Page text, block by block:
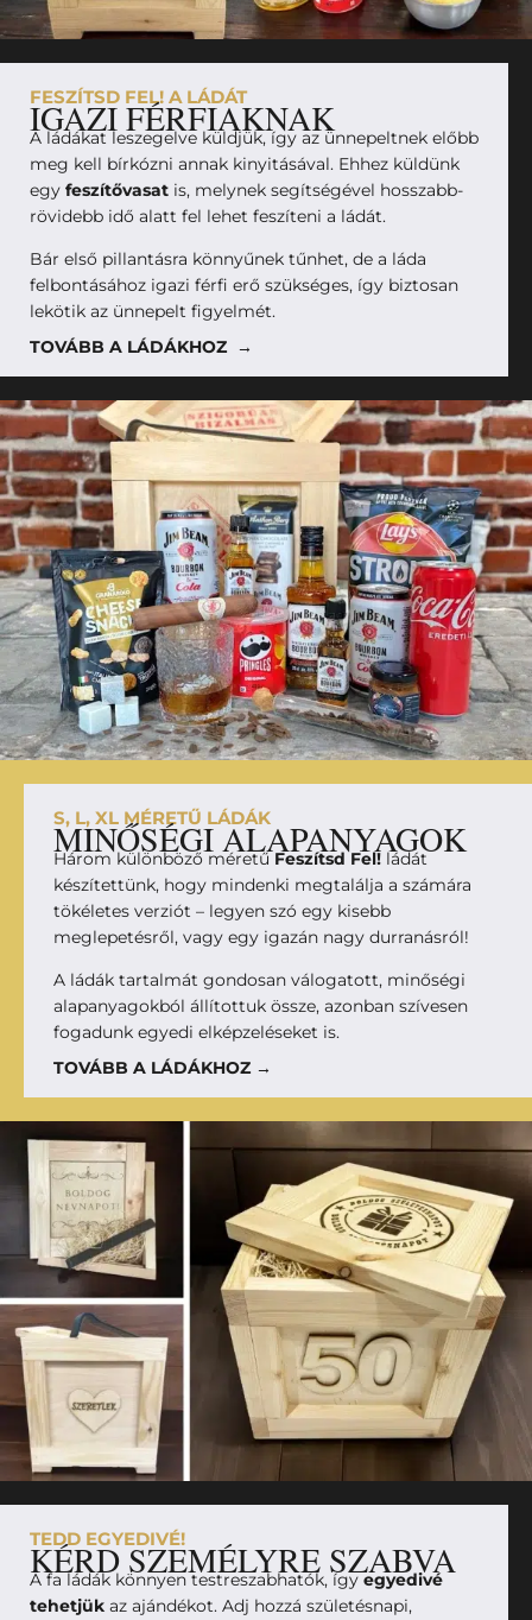
FESZÍTSD FEL! A LÁDÁT
IGAZI FÉRFIAKNAK
A ládákat leszegelve küldjük, így az ünnepeltnek előbb
meg kell bírkózni annak kinyitásával. Ehhez küldünk
egy feszítővasat is, melynek segítségével hosszabb-
rövidebb idő alatt fel lehet feszíteni a ládát.
Bár első pillantásra könnyűnek tűnhet, de a láda
felbontásához igazi férfi erő szükséges, így biztosan
lekötik az ünnepelt figyelmét.
TOVÁBB A LÁDÁKHOZ →
S, L, XL MÉRETŰ LÁDÁK
MINŐSÉGI ALAPANYAGOK
Három különböző méretűFeszítsd Fel! ládát
készítettünk, hogy mindenki megtalálja a számára
tökéletes verziót – legyen szó egy kisebb
meglepetésről, vagy egy igazán nagy durranásról!
A ládák tartalmát gondosan válogatott, minőségi
alapanyagokból állítottuk össze, azonban szívesen
fogadunk egyedi elképzeléseket is.
TOVÁBB A LÁDÁKHOZ →
TEDD EGYEDIVÉ!
KÉRD SZEMÉLYRE SZABVA
A fa ládák könnyen testreszabhatók, ígyegyedivé
tehetjük az ajándékot. Adj hozzá születésnapi,